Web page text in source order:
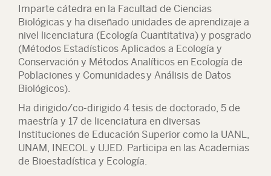
Imparte cátedra en la Facultad de Ciencias
Biológicas y ha diseñado unidades de aprendizaje a
nivel licenciatura (Ecología Cuantitativa) y posgrado
(Métodos Estadísticos Aplicados a Ecología y
Conservación y Métodos Analíticos en Ecología de
Poblaciones y Comunidades y Análisis de Datos
Biológicos).
Ha dirigido/co-dirigido 4 tesis de doctorado, 5 de
maestría y 17 de licenciatura en diversas
Instituciones de Educación Superior como la UANL,
UNAM, INECOL y UJED. Participa en las Academias
de Bioestadística y Ecología.